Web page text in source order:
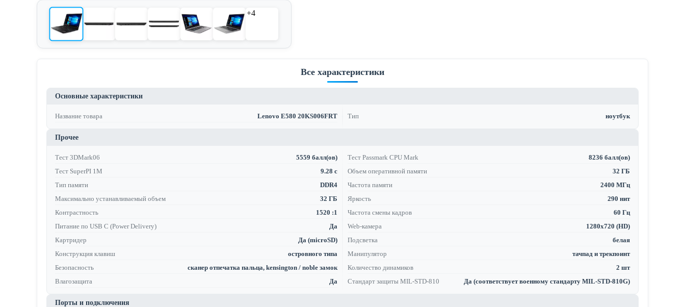
+4
Все характеристики
Основные характеристики
Название товара Lenovo E580 20KS006FRT Тип ноутбук
Прочее
Тест 3DMark06 5559 балл(ов) Тест Passmark CPU Mark
8236 балл(ов)
Тест SuperPI 1M
9.28 с Объем оперативной памяти
32 ГБ
Тип памяти
DDR4 Частота памяти
2400 МГц
Максимально устанавливаемый объем
32 ГБ Яркость
290 нит
Контрастность
1520 :1 Частота смены кадров
60 Гц
Питание по USB C (Power Delivery)
Да Web-камера
1280x720 (HD)
Картридер
Да (microSD) Подсветка
белая
Конструкция клавиш
островного типа Манипулятор
тачпад и трекпоинт
Безопасность
сканер отпечатка пальца, kensington / noble замок Количество динамиков
2 шт
Влагозащита
Да Стандарт защиты MIL-STD-810 Да (соответствует военному стандарту MIL-STD-810G)
Порты и подключения